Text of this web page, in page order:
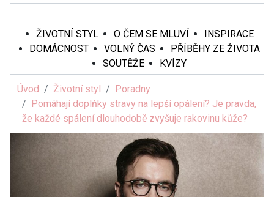
ŽIVOTNÍ STYL O ČEM SE MLUVÍ
INSPIRACE
DOMÁCNOST
VOLNÝ ČAS
PŘÍBĚHY ZE ŽIVOTA
SOUTĚŽE
KVÍZY
Úvod Životní styl
Poradny
Pomáhají doplňky stravy na lepší opálení? Je pravda,
že každé spálení dlouhodobě zvyšuje rakovinu kůže?